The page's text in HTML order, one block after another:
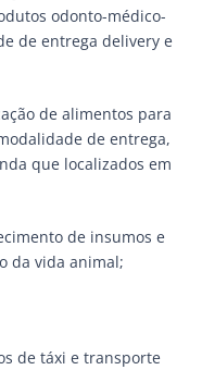
odonto-médico-
de entrega delivery e
de alimentos para
de entrega,
que localizados em
de insumos e
da vida animal;
de táxi e transporte